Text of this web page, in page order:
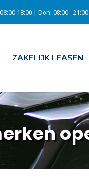
18:00 | Don: 08:00 -
ZAKELIJK LEASEN